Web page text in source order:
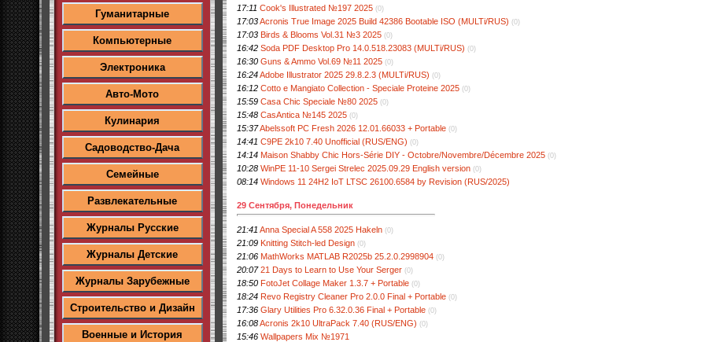
Гуманитарные
Компьютерные
Электроника
Авто-Мото
Кулинария
Садоводство-Дача
Семейные
Развлекательные
Журналы Русские
Журналы Детские
Журналы Зарубежные
Строительство и Дизайн
Военные и История
17:11 Cook's Illustrated №197 2025 (0)
17:03Acronis True Image 2025 Build 42386 Bootable ISO (MULTi/RUS) (0)
17:03 Birds & Blooms Vol.31 №3 2025 (0)
16:42 Soda PDF Desktop Pro 14.0.518.23083 (MULTi/RUS) (0)
16:30 Guns & Ammo Vol.69 №11 2025 (0)
16:24Adobe Illustrator 2025 29.8.2.3 (MULTi/RUS) (0)
16:12 Cotto e Mangiato Collection - Speciale Proteine 2025 (0)
15:59 Casa Chic Speciale №80 2025 (0)
15:48 CasAntica №145 2025 (0)
15:37Abelssoft PC Fresh 2026 12.01.66033 + Portable (0)
14:41 C9PE 2k10 7.40 Unofficial (RUS/ENG) (0)
14:14 Maison Shabby Chic Hors-Série DIY - Octobre/Novembre/Décembre 2025 (0)
10:28 WinPE 11-10 Sergei Strelec 2025.09.29 English version (0)
08:14 Windows 11 24H2 IoT LTSC 26100.6584 by Revision (RUS/2025)
29 Сентября, Понедельник
21:41 Anna Special A 558 2025 Hakeln (0)
21:09 Knitting Stitch-led Design (0)
21:06 MathWorks MATLAB R2025b 25.2.0.2998904 (0)
20:07 21 Days to Learn to Use Your Serger (0)
18:50 FotoJet Collage Maker 1.3.7 + Portable (0)
18:24 Revo Registry Cleaner Pro 2.0.0 Final + Portable (0)
17:36 Glary Utilities Pro 6.32.0.36 Final + Portable (0)
16:08Acronis 2k10 UltraPack 7.40 (RUS/ENG) (0)
15:46 Wallpapers Mix №1971